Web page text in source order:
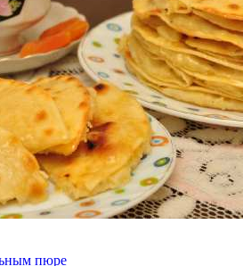
пюре